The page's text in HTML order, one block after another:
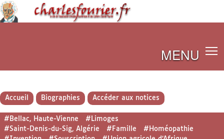
MENU
Accueil Biographies Accéder aux notices
#Bellac, Haute-Vienne
#Limoges
#Saint-Denis-du-Sig, Algérie
#Famille
#Homéopathie